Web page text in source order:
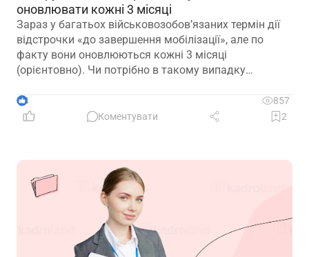
оновлювати кожні 3 місяці
Зараз у багатьох військовозобов’язаних термін дії
відстрочки «до завершення мобілізації», але по
факту вони оновлюються кожні 3 місяці
(орієнтовно). Чи потрібно в такому випадку
оновлені витяги кожні 3 місяці? Чи в такому
випадку, витяг дійсний 1 рік?
4
857
Коментувати
2